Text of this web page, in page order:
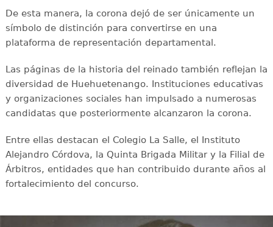
De esta manera, la corona dejó de ser únicamente un
símbolo de distinción para convertirse en una
plataforma de representación departamental.
Las páginas de la historia del reinado también reflejan la
diversidad de Huehuetenango. Instituciones educativas
y organizaciones sociales han impulsado a numerosas
candidatas que posteriormente alcanzaron la corona.
Entre ellas destacan el Colegio La Salle, el Instituto
Alejandro Córdova, la Quinta Brigada Militar y la Filial de
Árbitros, entidades que han contribuido durante años al
fortalecimiento del concurso.